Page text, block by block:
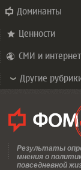
Доминанты
Ценности
СМИ и интернет
Другие
Результаты
мнения о
повседневной